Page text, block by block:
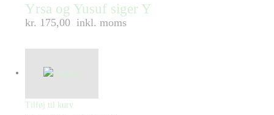
Yrsa og Yusuf siger Y
kr. 175,00 inkl. moms
Tilføj til kurv